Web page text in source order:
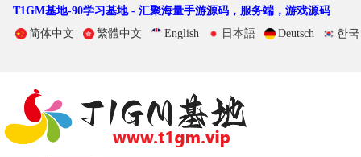
T1GM基地-90学习基地 - 汇聚海量手游源码，服务端，游戏源码
简体中文
繁體中文 English 日本語 Deutsch 한